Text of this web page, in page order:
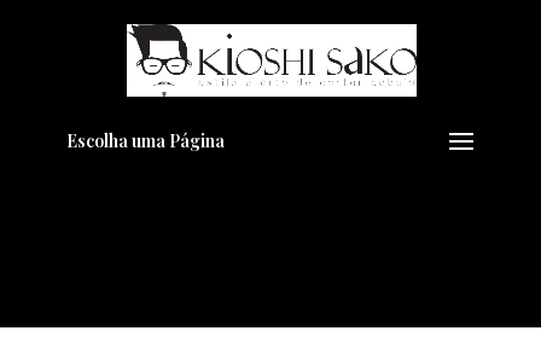
Escolha uma Página
Pensando em transformar seu
Visual??